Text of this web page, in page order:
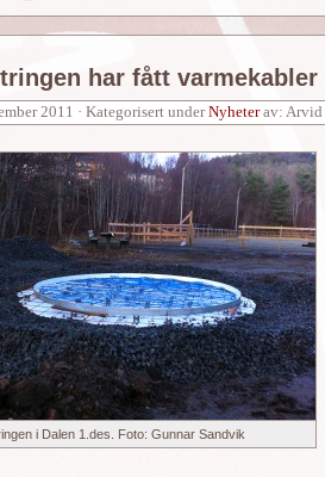
har fått varmekabler
2011 · Kategorisert underNyheterav: Arvid
i Dalen 1.des. Foto: Gunnar Sandvik